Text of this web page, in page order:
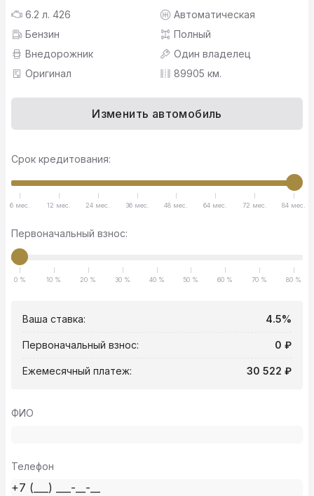
6.2 л. 426
Автоматическая
Бензин
Полный
Внедорожник
Один владелец
Оригинал
89905 км.
Изменить автомобиль
Срок кредитования:
6 мес. 12 мес. 24 мес. 36 мес. 48 мес. 64 мес. 72 мес. 84 мес.
Первоначальный взнос:
0 % 10 % 20 % 30 % 40 % 50 % 60 % 70 % 80 %
Ваша ставка: 4.5%
Первоначальный взнос: 0 ₽
Ежемесячный платеж: 30 522 ₽
ФИО
Телефон